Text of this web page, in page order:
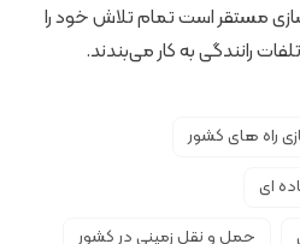
مستقر است تمام تلاش خود را
رانندگی به کار می‌بندند.
راه های کشور
ای
حمل و نقل زمینی در کشور